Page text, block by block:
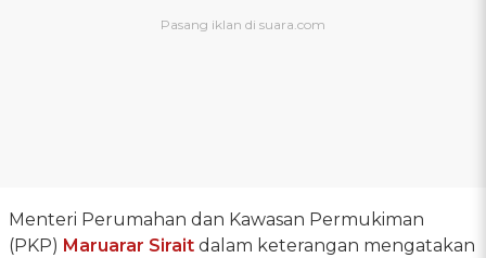
Menteri Perumahan dan Kawasan Permukiman
(PKP) Maruarar Sirait dalam keterangan mengatakan